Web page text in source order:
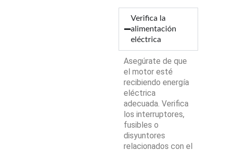
Verifica la
alimentación
eléctrica
Asegúrate de que
el motor esté
recibiendo energía
eléctrica
adecuada. Verifica
los interruptores,
fusibles o
disyuntores
relacionados con el